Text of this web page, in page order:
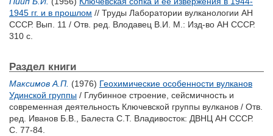
1945 гг. и в прошлом // Труды Лаборатории вулканологии АН
СССР. Вып. 11 / Отв. ред. Влодавец В.И.
М.: Изд-во АН СССР.
310 с.
Раздел книги
Максимов А.П. (1976) Геохимические особенности вулканов
Удинской группы / Глубинное строение, сейсмичность и
современная деятельность Ключевской группы вулканов / Отв.
ред. Иванов Б.В. Балеста С.Т. Владивосток: ДВНЦ АН СССР.
С. 77-84.